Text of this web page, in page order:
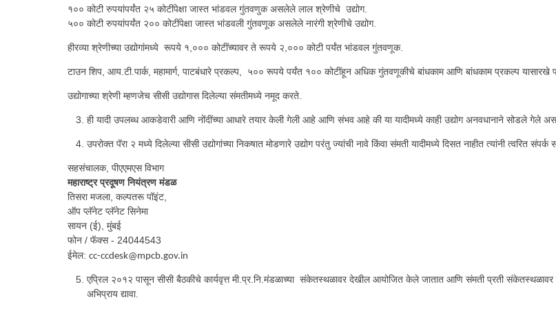
१०० कोटी रुपयांपर्यंत २५ कोटींपेक्षा जास्त भांडवल गुंतवणुक असलेले लाल श्रेणीचे उद्योग.
५०० कोटी रुपयांपर्यंत २०० कोटींपेक्षा जास्त भांडवली गुंतवणूक असलेले नारंगी श्रेणीचे उद्योग.
हीरव्या श्रेणीच्या उद्योगांमध्ये रूपये १,००० कोटींच्यावर ते रूपये २,००० कोटी पर्यंत भांडवल गुंतवणूक.
टाउन शिप, आय.टी.पार्क, महामार्ग, पाटबंधारे प्रकल्प, ५०० रूपये पर्यंत १०० कोटींहून अधिक गुंतवणूकीचे बांधकाम आणि बांधकाम प्रकल्प यासारखे
उद्योगाच्या श्रेणी म्हणजेच सीसी उद्योगास दिलेल्या संमतीमध्ये नमूद करते.
ही यादी उपलब्ध आकडेवारी आणि नोंदींच्या आधारे तयार केली गेली आहे आणि संभव आहे की या यादीमध्ये काही उद्योग अनवधानाने सोडले गेले
उपरोक्त पॅरा २ मध्ये दिलेल्या सीसी उद्योगांच्या निकषात मोडणारे उद्योग परंतु ज्यांची नावे किंवा संमती यादीमध्ये दिसत नाहीत त्यांनी त्वरित संपर्क
सहसंचालक, पीएएमएस विभाग
महाराष्ट्र प्रदूषण नियंत्रण मंडळ
तिसरा मजला, कल्पतरू पॉइंट,
ऑप प्लॅनेट प्लॅनेट सिनेमा
सायन (ई), मुंबई
फोन / फॅक्स - 24044543
ईमेल: cc-ccdesk@mpcb.gov.in
एप्रिल २०१२ पासून सीसी बैठकीचे कार्यवृत्त मी.प्र.नि.मंडळाच्या संकेतस्थळावर देखील आयोजित केले जातात आणि संमती प्रती संकेतस्थळावर
अभिप्राय द्यावा.